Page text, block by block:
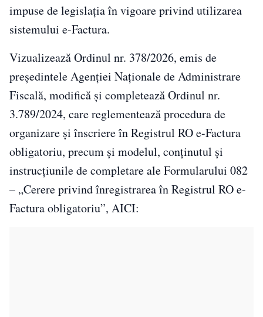
impuse de legislația în vigoare privind utilizarea
sistemului e-Factura.
Vizualizează Ordinul nr. 378/2026, emis de
președintele Agenției Naționale de Administrare
Fiscală, modifică și completează Ordinul nr.
3.789/2024, care reglementează procedura de
organizare și înscriere în Registrul RO e-Factura
obligatoriu, precum și modelul, conținutul și
instrucțiunile de completare ale Formularului 082
– „Cerere privind înregistrarea în Registrul RO e-
Factura obligatoriu”, AICI: